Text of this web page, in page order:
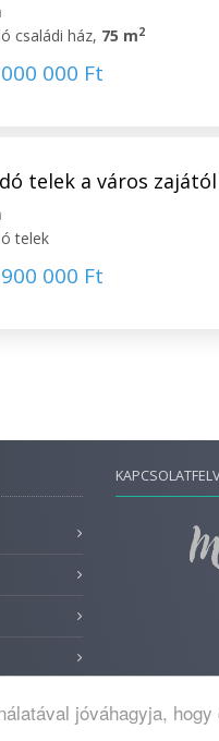
jóváhagyja,
családi ház, 75 m2
000 Ft
telek a város
telek
000 Ft